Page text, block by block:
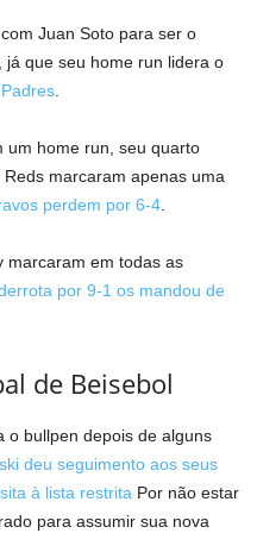
Juan Soto para ser o
que seu home run lidera o
um home run, seu quarto
marcaram apenas uma
perdem por 6-4
marcaram em todas as
por 9-1 os mandou de
de Beisebol
o bullpen depois de alguns
deu seguimento aos seus
à lista restrita Por não estar
para assumir sua nova